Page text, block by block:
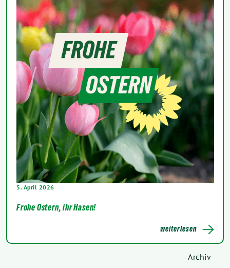
5. April 2026
Frohe Ostern, ihr Hasen!
weiterlesen
Archiv